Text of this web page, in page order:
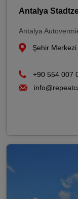
Antalya
Antalya
Şehir Merkezi
+90 554 007